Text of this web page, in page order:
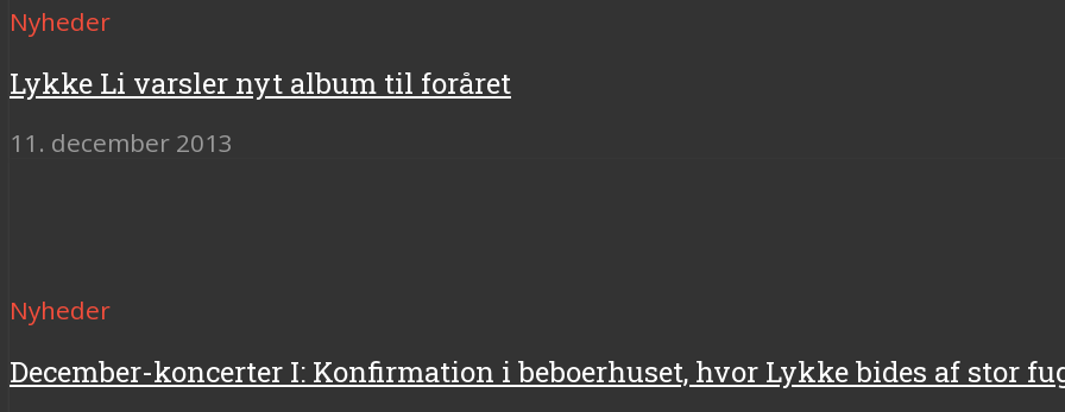
Nyheder
Lykke Li varsler nyt album til foråret
11. december 2013
Nyheder
December-koncerter I: Konfirmation i beboerhuset, hvor Lykke bides af stor